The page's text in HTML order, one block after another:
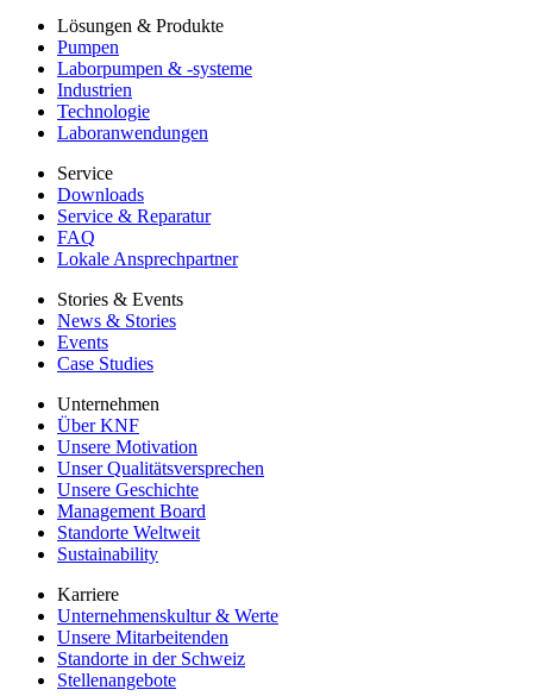
Lösungen & Produkte
Pumpen
Laborpumpen & -systeme
Industrien
Technologie
Laboranwendungen
Service
Downloads
Service & Reparatur
FAQ
Lokale Ansprechpartner
Stories & Events
News & Stories
Events
Case Studies
Unternehmen
Über KNF
Unsere Motivation
Unser Qualitätsversprechen
Unsere Geschichte
Management Board
Standorte Weltweit
Sustainability
Karriere
Unternehmenskultur & Werte
Unsere Mitarbeitenden
Standorte in der Schweiz
Stellenangebote